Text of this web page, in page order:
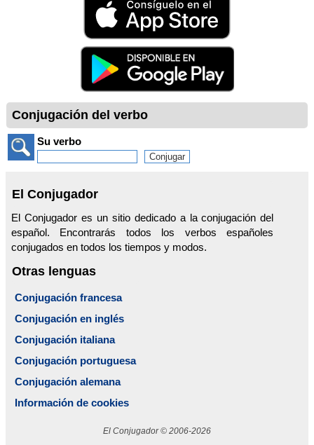
Conjugación del verbo
Su verbo
El Conjugador
El Conjugador es un sitio dedicado a la conjugación del
español. Encontrarás todos los verbos españoles
conjugados en todos los tiempos y modos.
Otras lenguas
Conjugación francesa
Conjugación en inglés
Conjugación italiana
Conjugación portuguesa
Conjugación alemana
Información de cookies
El Conjugador © 2006-2026